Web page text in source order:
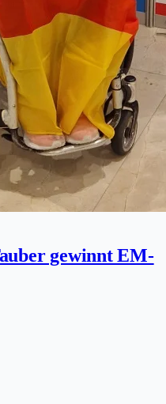
gewinnt EM-